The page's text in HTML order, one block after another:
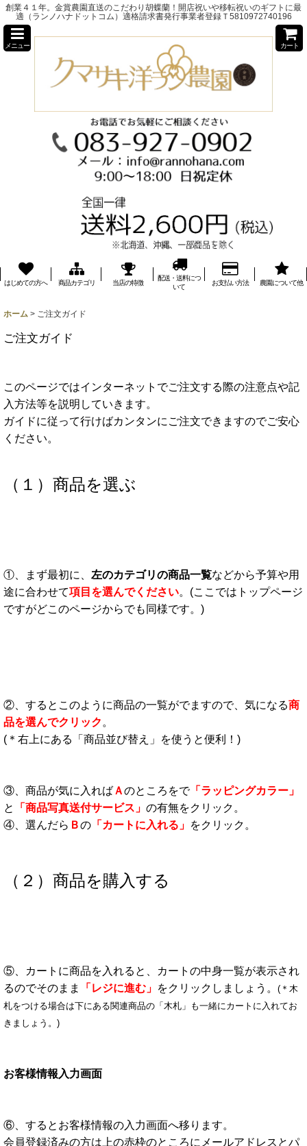
創業４１年。金賞農園直送のこだわり胡蝶蘭！開店祝いや移転祝いのギフトに最
適（ランノハナドットコム）適格請求書発行事業者登録Ｔ5810972740196
メニュー カート
はじめての方へ 商品カテゴリ 当店の特徴
配送・送料につ
いて
お支払い方法 農園について他
ホーム > ご注文ガイド
ご注文ガイド
このページではインターネットでご注文する際の注意点や記
入方法等を説明していきます。
ガイドに従って行けばカンタンにご注文できますのでご安心
ください。
（１） 商品を選ぶ
①、まず最初に、 左のカテゴリの商品一覧などから予算や用
途に合わせて項目を選んでください。(ここではトップページ
ですがどこのページからでも同様です。)
②、するとこのように商品の一覧がでますので、気になる商
品を選んでクリック 。
(＊右上にある「商品並び替え」を使うと便利！)
③、商品が気に入れば Ａのところをで「ラッピングカラー」
と
「商品写真送付サービス」 の有無をクリック。
④、選んだら Ｂの 「カートに入れる」 をクリック。
（２）商品を購入する
⑤、カートに商品を入れると、カートの中身一覧が表示され
るのでそのまま
「レジに進む」 をクリックしましょう。 (＊木
札をつける場合は下にある関連商品の「木札」も一緒にカートに入れてお
きましょう。)
お客様情報入力画面
⑥、するとお客様情報の入力画面へ移ります。
会員登録済みの方は上の赤枠のところにメールアドレスとパ